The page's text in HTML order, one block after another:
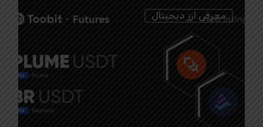
معرفی ارز دیجیتال